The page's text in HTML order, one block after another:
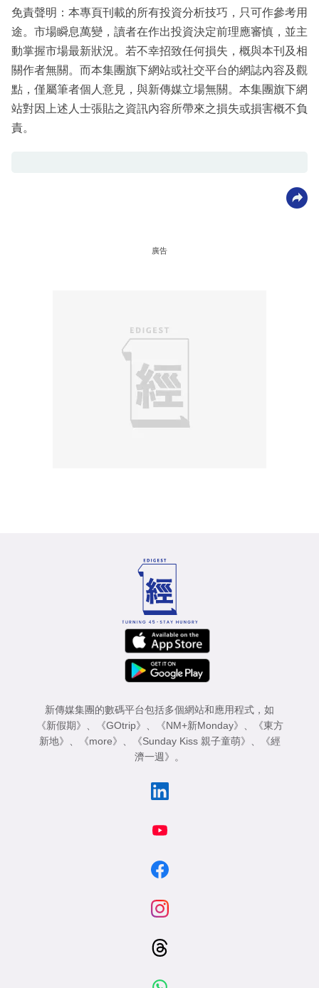
免責聲明：本專頁刊載的所有投資分析技巧，只可作參考用
途。市場瞬息萬變，讀者在作出投資決定前理應審慎，並主
動掌握市場最新狀況。若不幸招致任何損失，概與本刊及相
關作者無關。而本集團旗下網站或社交平台的網誌內容及觀
點，僅屬筆者個人意見，與新傳媒立場無關。本集團旗下網
站對因上述人士張貼之資訊內容所帶來之損失或損害概不負
責。
廣告
新傳媒集團的數碼平台包括多個網站和應用程式，如
《新假期》
《GOtrip》 《NM+新Monday》
《東方
新地》
《more》 《Sunday Kiss 親子童萌》
《經
濟一週》
。